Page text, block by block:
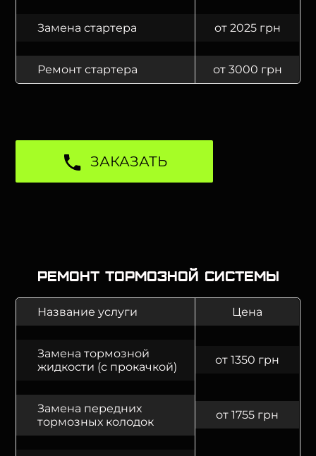
Замена стартера от 2025 грн
Ремонт стартера от 3000 грн
ЗАКАЗАТЬ
Ремонт тормозной системы
Название услуги Цена
Замена тормозной
жидкости (с прокачкой)
от 1350 грн
Замена передних
тормозных колодок
от 1755 грн